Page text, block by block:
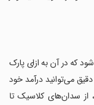
که در آن به ازای پارک
می‌توانید درآمد خود
از سدان‌های کلاسیک تا